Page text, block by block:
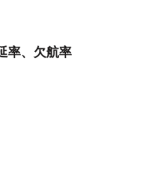
率、欠航率